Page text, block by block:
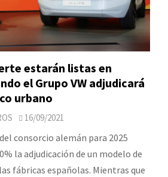
estarán listas en
el Grupo VW adjudicará
urbano
16/09/2021
consorcio alemán para 2025
la adjudicación de un modelo de
fábricas españolas. Mientras que